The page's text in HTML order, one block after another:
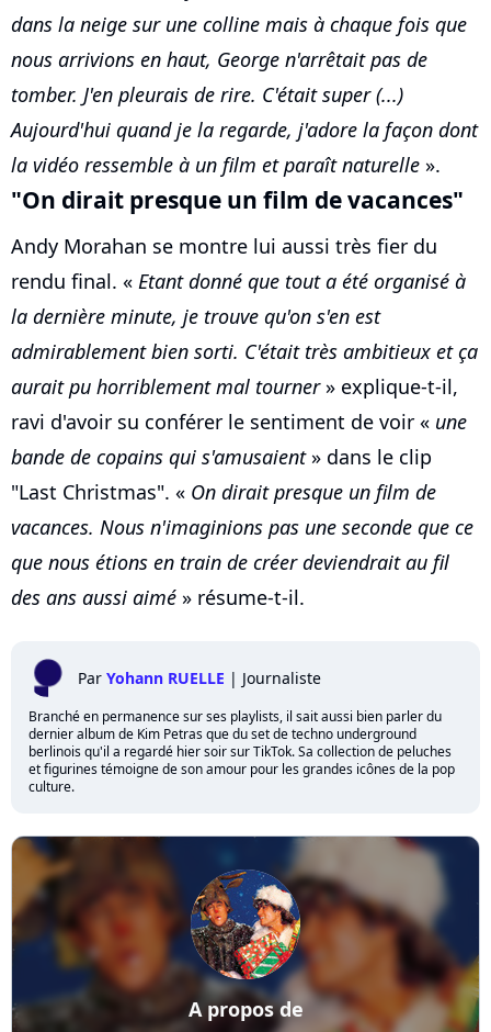
dans la neige sur une colline mais à chaque fois que
nous arrivions en haut, George n'arrêtait pas de
tomber. J'en pleurais de rire. C'était super (...)
Aujourd'hui quand je la regarde, j'adore la façon dont
la vidéo ressemble à un film et paraît naturelle ».
"On dirait presque un film de vacances"
Andy Morahan se montre lui aussi très fier du
rendu final. « Etant donné que tout a été organisé à
la dernière minute, je trouve qu'on s'en est
admirablement bien sorti. C'était très ambitieux et ça
aurait pu horriblement mal tourner» explique-t-il,
ravi d'avoir su conférer le sentiment de voir « une
bande de copains qui s'amusaient» dans le clip
"Last Christmas". « On dirait presque un film de
vacances. Nous n'imaginions pas une seconde que ce
que nous étions en train de créer deviendrait au fil
des ans aussi aimé » résume-t-il.
Par Yohann RUELLE | Journaliste
Branché en permanence sur ses playlists, il sait aussi bien parler du
dernier album de Kim Petras que du set de techno underground
berlinois qu'il a regardé hier soir sur TikTok. Sa collection de peluches
et figurines témoigne de son amour pour les grandes icônes de la pop
culture.
A propos de